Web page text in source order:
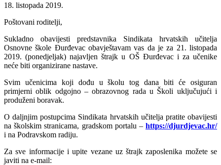
18. listopada 2019.
Poštovani roditelji,
Sukladno obavijesti predstavnika Sindikata hrvatskih učitelja
Osnovne škole Đurđevac obavještavam vas da je za 21. listopada
2019. (ponedjeljak) najavljen štrajk u OŠ Đurđevac i za učenike
neće biti organizirane nastave.
Svim učenicima koji dođu u školu tog dana biti će osiguran
primjerni oblik odgojno – obrazovnog rada u Školi uključujući i
produženi boravak.
O daljnjim postupcima Sindikata hrvatskih učitelja pratite obavijesti
na školskim stranicama, gradskom portalu – https://djurdjevac.hr/
i na Podravskom radiju.
Za sve informacije i upite vezane uz štrajk zaposlenika možete se
javiti na e-mail: